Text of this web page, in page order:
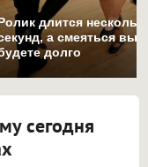
длится
а смеяться вы
долго
сегодня